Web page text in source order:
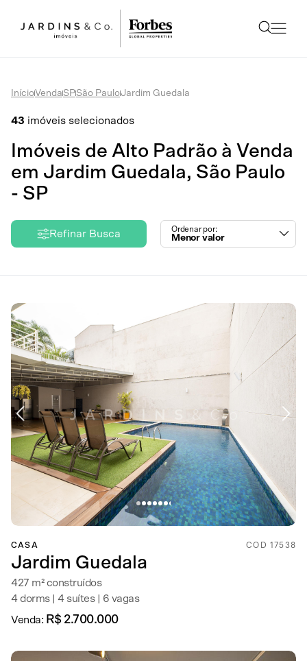
InícioVenda SPSão PauloJardim Guedala
43 imóveis selecionados
Imóveis de Alto Padrão à Venda
em Jardim Guedala, São Paulo
- SP
Refinar Busca Ordenar por:
Menor valor
CASA COD 17538
Jardim Guedala
427 m² construídos
4 dorms | 4 suítes | 6 vagas
Venda: R$ 2.700.000